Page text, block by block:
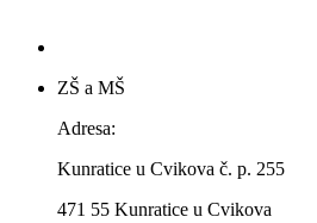
ZŠ a MŠ
Adresa:
Kunratice u Cvikova č. p. 255
471 55 Kunratice u Cvikova